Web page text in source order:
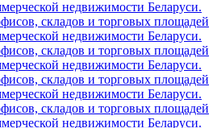
недвижимости Беларуси.
складов и торговых площадей
недвижимости Беларуси.
складов и торговых площадей
недвижимости Беларуси.
складов и торговых площадей
недвижимости Беларуси.
складов и торговых площадей
недвижимости Беларуси.